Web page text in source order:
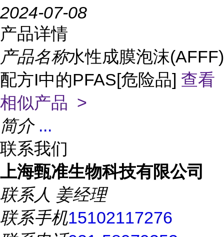
2024-07-08
产品详情
产品名称水性成膜泡沫(AFFF)
配方I中的PFAS[危险品] 查看
相似产品 >
简介 ...
联系我们
上海甄准生物科技有限公司
联系人 姜经理
联系手机15102117276